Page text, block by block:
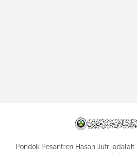
Pondok Pesantren Hasan Jufri